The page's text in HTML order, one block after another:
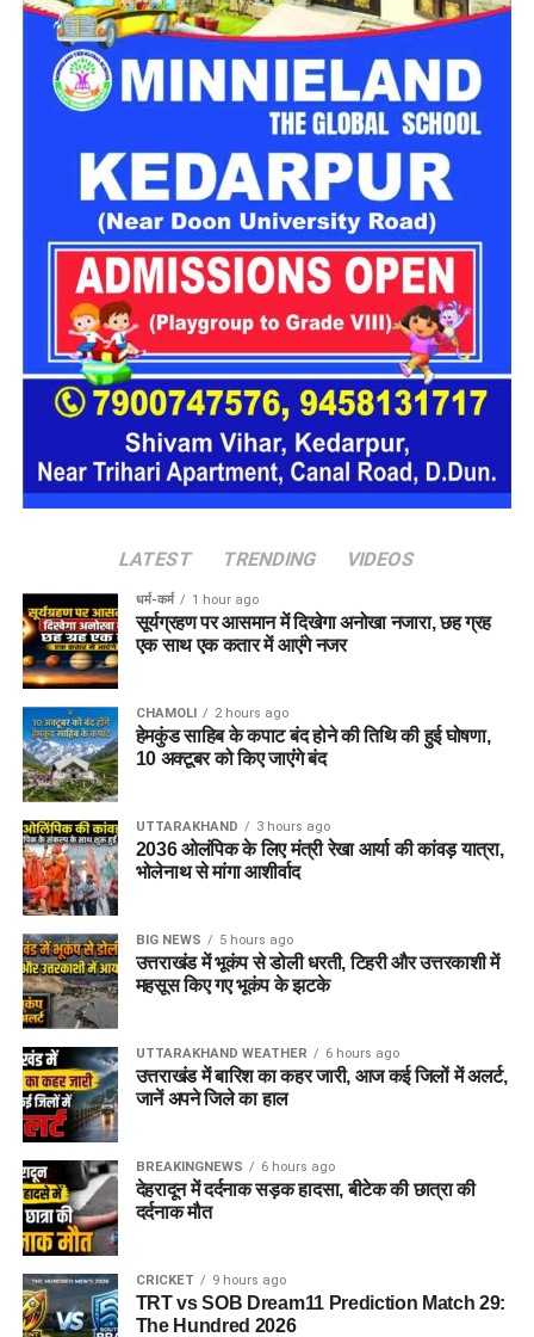
भवन को काफी नुकसान पहुंचा है और मौजूदा हालात में वहां रहना जोखिम
भरा हो गया है।
प्रशासन से तत्काल मदद की मांग
प्रभावित परिवारों ने प्रशासन से मौके का जल्द निरीक्षण कराने और तत्काल
सुरक्षा इंतजाम करने की मांग की है। इसके साथ ही परिवारों के लिए
वैकल्पिक आवास की व्यवस्था करने और पहाड़ी से लगातार गिर रहे बोल्डरों
के खतरे का स्थायी समाधान निकालने की अपील की गई है।
स्थानीय लोगों का कहना है कि लगातार बारिश के कारण मसूरी के कई
पहाड़ी क्षेत्र संवेदनशील हो गए हैं। ऐसे में अगर समय रहते सुरक्षा के ठोस
इंतजाम नहीं किए गए तो आने वाले दिनों में किसी बड़े हादसे का खतरा बढ़
सकता है।
LATEST TRENDING VIDEOS
धर्म-कर्म 1 hour ago
सूर्यग्रहण पर आसमान में दिखेगा अनोखा नजारा, छह ग्रह
एक साथ एक कतार में आएंगे नजर
CHAMOLI 2 hours ago
हेमकुंड साहिब के कपाट बंद होने की तिथि की हुई घोषणा,
10 अक्टूबर को किए जाएंंगे बंद
UTTARAKHAND 3 hours ago
2036 ओलंपिक के लिए मंत्री रेखा आर्या की कांवड़ यात्रा,
भोलेनाथ से मांगा आशीर्वाद
BIG NEWS 5 hours ago
उत्तराखंड में भूकंप से डोली धरती, टिहरी और उत्तरकाशी में
महसूस किए गए भूकंप के झटके
UTTARAKHAND WEATHER 6 hours ago
उत्तराखंड में बारिश का कहर जारी, आज कई जिलों में अलर्ट,
जानें अपने जिले का हाल
BREAKINGNEWS 6 hours ago
देहरादून में दर्दनाक सड़क हादसा, बीटेक की छात्रा की
दर्दनाक मौत
CRICKET 9 hours ago
TRT vs SOB Dream11 Prediction Match 29:
The Hundred 2026